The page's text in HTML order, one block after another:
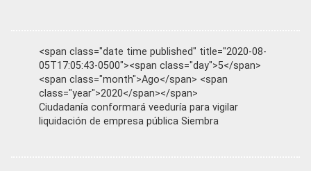
<span class="date time published" title="2020-08-
05T17:05:43-0500"><span class="day">5</span>
<span class="month">Ago</span> <span
class="year">2020</span></span>
Ciudadanía conformará veeduría para vigilar
liquidación de empresa pública Siembra